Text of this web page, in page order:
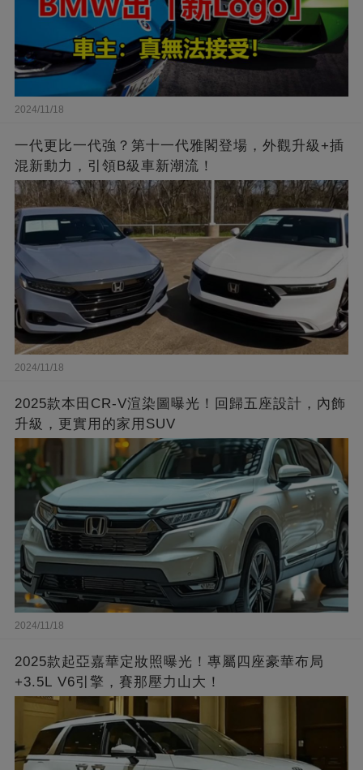
2024/11/18
一代更比一代強？第十一代雅閣登場，外觀升級+插
混新動力，引領B級車新潮流！
2024/11/18
2025款本田CR-V渲染圖曝光！回歸五座設計，內飾
升級，更實用的家用SUV
2024/11/18
2025款起亞嘉華定妝照曝光！專屬四座豪華布局
+3.5L V6引擎，賽那壓力山大！